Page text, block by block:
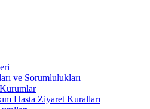
ve Sorumlulukları
Hasta Ziyaret Kuralları